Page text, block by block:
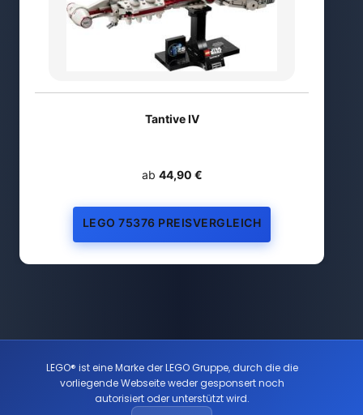
Tantive IV
ab 44,90 €
LEGO 75376 PREISVERGLEICH
LEGO® ist eine Marke der LEGO Gruppe, durch die die
vorliegende Webseite weder gesponsert noch
autorisiert oder unterstützt wird.